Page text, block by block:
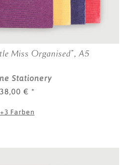
Miss Organised", A5
Stationery
38,00 € *
+3 Farben